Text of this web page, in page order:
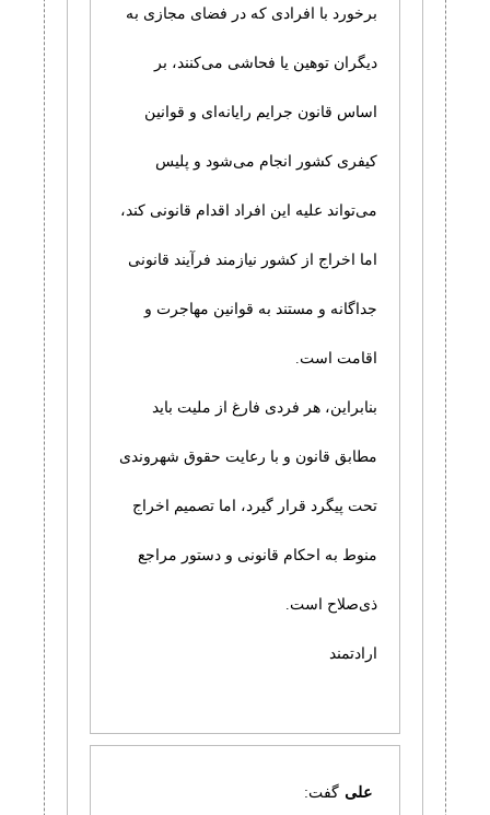
برخورد با افرادی که در فضای مجازی به
دیگران توهین یا فحاشی می‌کنند، بر
اساس قانون جرایم رایانه‌ای و قوانین
کیفری کشور انجام می‌شود و پلیس
می‌تواند علیه این افراد اقدام قانونی کند،
اما اخراج از کشور نیازمند فرآیند قانونی
جداگانه و مستند به قوانین مهاجرت و
اقامت است.
بنابراین، هر فردی فارغ از ملیت باید
مطابق قانون و با رعایت حقوق شهروندی
تحت پیگرد قرار گیرد، اما تصمیم اخراج
منوط به احکام قانونی و دستور مراجع
ذی‌صلاح است.
ارادتمند
علی گفت: